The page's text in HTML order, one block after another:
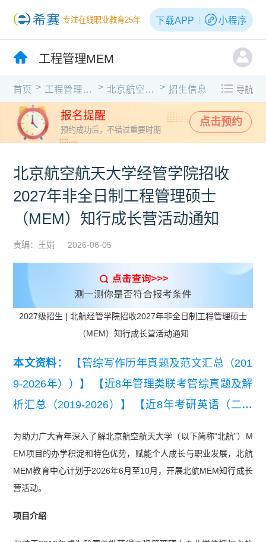
专注在线职业教育25年 下载APP 小程序
工程管理MEM
首页 > 工程管理MEM > 北京航空航天大学 > 招生信息 导航
报名提醒
预约成功后，不错过重要时期
点击预约
北京航空航天大学经管学院招收
2027年非全日制工程管理硕士
（MEM）知行成长营活动通知
责编：王娟 2026-06-05
2027级招生 | 北航经管学院招收2027年非全日制工程管理硕士
（MEM）知行成长营活动通知
本文资料：
【管综写作历年真题及范文汇总（201
9-2026年））】
【近8年管理类联考管综真题及解
析汇总（2019-2026）】
【近8年考研英语（二）
货】2026MEM复试备考资料包】
为助力广大青年深入了解北京航空航天大学（以下简称“北航”）M
EM项目的办学积淀和特色优势，赋能个人成长与职业发展，北航
MEM教育中心计划于2026年6月至10月，开展北航MEM知行成长
营活动。
项目介绍